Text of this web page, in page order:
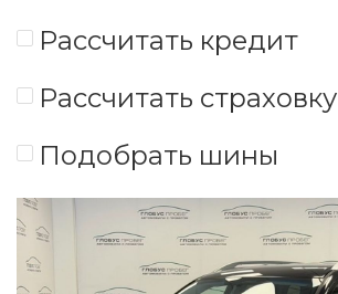
Рассчитать кредит
Рассчитать страховку
Подобрать шины